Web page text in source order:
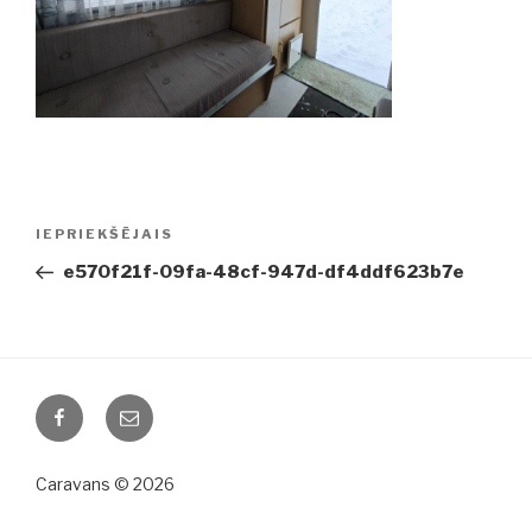
Ziņu
Iepriekšējā
ziņa:
IEPRIEKŠĒJAIS
e570f21f-09fa-48cf-947d-df4ddf623b7e
FacebookEmail
Caravans © 2026